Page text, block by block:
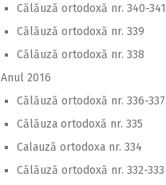
Călăuză ortodoxă nr. 340-341
Călăuză ortodoxă nr. 339
Călăuză ortodoxă nr. 338
Anul 2016
Călăuză ortodoxă nr. 336-337
Călăuza ortodoxă nr. 335
Calauză ortodoxa nr. 334
Călăuză ortodoxă nr. 332-333